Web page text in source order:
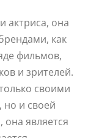
актриса, она
как
фильмов,
и зрителей.
своими
и своей
является